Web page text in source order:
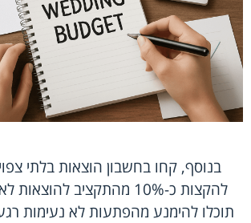
בנוסף, קחו בחשבון הוצאות בלתי
להקצות כ-10% מהתקציב
תוכלו להימנע מהפתעות לא נעימות